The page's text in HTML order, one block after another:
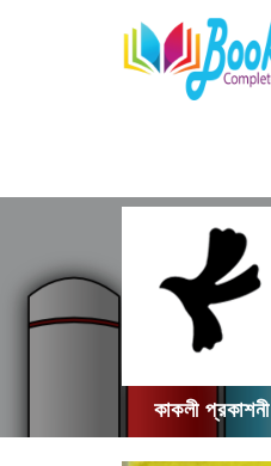
কাকলী প্রকাশনী